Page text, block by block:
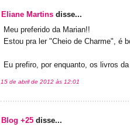
Eliane Martins disse...
Meu preferido da Marian!!
Estou pra ler "Cheio de Charme", é
Eu prefiro, por enquanto, os livros
15 de abril de 2012 às 12:01
Blog +25 disse...